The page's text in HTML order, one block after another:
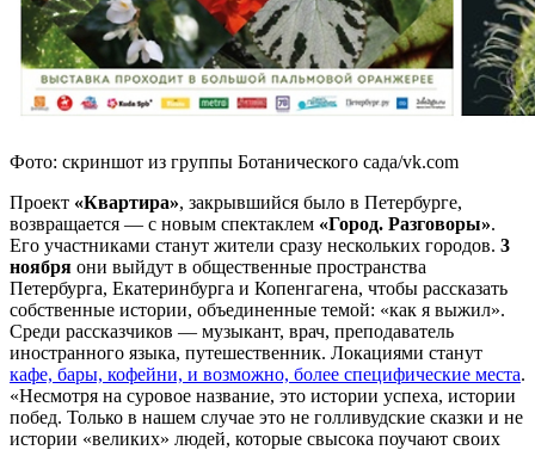
Фото: скриншот из группы Ботанического сада/vk.com
Проект «Квартира», закрывшийся было в Петербурге,
возвращается — с новым спектаклем «Город. Разговоры».
Его участниками станут жители сразу нескольких городов. 3
ноября они выйдут в общественные пространства
Петербурга, Екатеринбурга и Копенгагена, чтобы рассказать
собственные истории, объединенные темой: «как я выжил».
Среди рассказчиков — музыкант, врач, преподаватель
иностранного языка, путешественник. Локациями станут
кафе, бары, кофейни, и возможно, более специфические места.
«Несмотря на суровое название, это истории успеха, истории
побед. Только в нашем случае это не голливудские сказки и не
истории «великих» людей, которые свысока поучают своих